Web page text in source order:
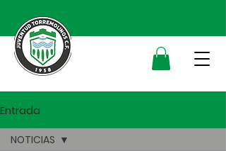
Entrada
NOTICIAS